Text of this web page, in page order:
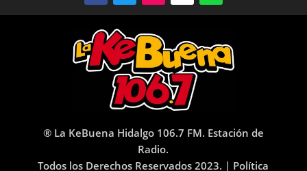
® La KeBuena Hidalgo 106.7 FM. Estación de
Radio.
Todos los Derechos Reservados 2023. | Política